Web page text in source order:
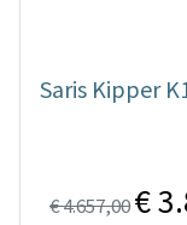
Saris Kipper
€ 4.657,00€